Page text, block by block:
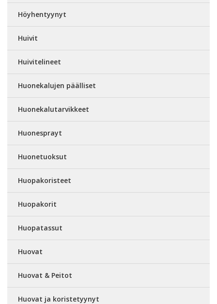
Höyhentyynyt
Huivit
Huivitelineet
Huonekalujen päälliset
Huonekalutarvikkeet
Huonesprayt
Huonetuoksut
Huopakoristeet
Huopakorit
Huopatassut
Huovat
Huovat & Peitot
Huovat ja koristetyynyt